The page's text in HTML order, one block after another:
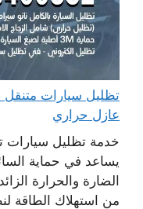
عازل حراري
خدمة تظليل سيارات
يساعد في حماية
الضارة والحرارة
من استهلاك الطاقة